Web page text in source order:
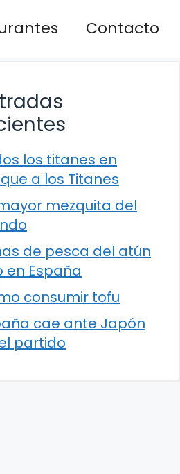
Contacto
los titanes en
a los Titanes
mezquita del
de pesca del atún
en España
consumir tofu
cae ante Japón
partido